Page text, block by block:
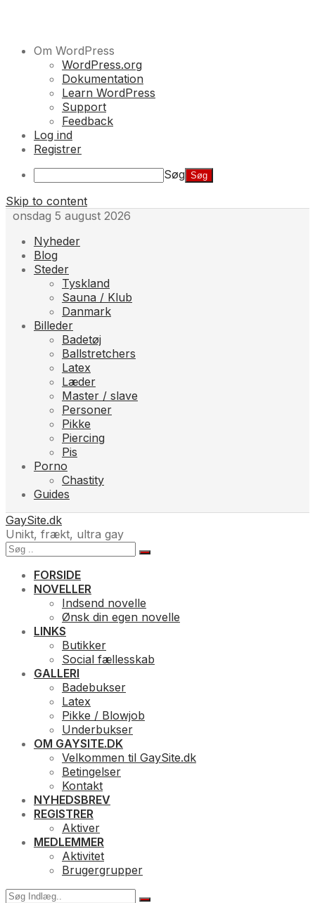
Om WordPress
WordPress.org
Dokumentation
Learn WordPress
Support
Feedback
Log ind
Registrer
Søg
Skip to content
onsdag 5 august 2026
Nyheder
Blog
Steder
Tyskland
Sauna / Klub
Danmark
Billeder
Badetøj
Ballstretchers
Latex
Læder
Master / slave
Personer
Pikke
Piercing
Pis
Porno
Chastity
Guides
GaySite.dk
Unikt, frækt, ultra gay
FORSIDE
NOVELLER
Indsend novelle
Ønsk din egen novelle
LINKS
Butikker
Social fællesskab
GALLERI
Badebukser
Latex
Pikke / Blowjob
Underbukser
OM GAYSITE.DK
Velkommen til GaySite.dk
Betingelser
Kontakt
NYHEDSBREV
REGISTRER
Aktiver
MEDLEMMER
Aktivitet
Brugergrupper